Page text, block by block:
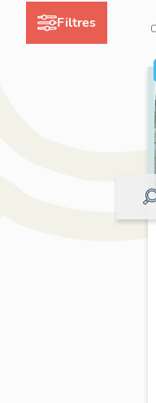
Filtres